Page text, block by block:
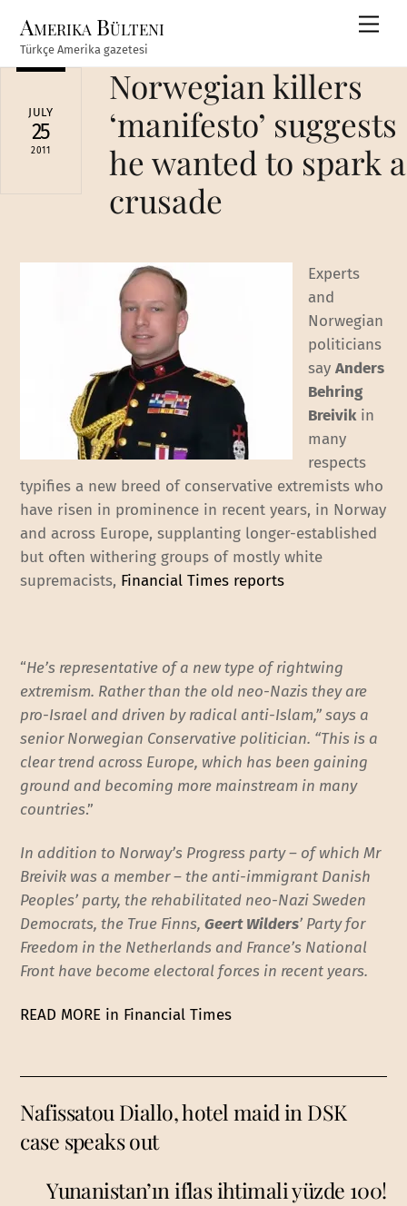
content
Amerika Bülteni
Türkçe Amerika gazetesi
JULY
25
2011
Norwegian killers
‘manifesto’ suggests
he wanted to spark a
crusade
Experts
and
Norwegian
politicians
sayAnders
Behring
Breivikin
many
respects
typifies a new breed of conservative extremists who
have risen in prominence in recent years, in Norway
and across Europe, supplanting longer-established
but often withering groups of mostly white
supremacists, Financial Times reports
“He’s representative of a new type of rightwing
extremism. Rather than the old neo-Nazis they are
pro-Israel and driven by radical anti-Islam,” says a
senior Norwegian Conservative politician. “This is a
clear trend across Europe, which has been gaining
ground and becoming more mainstream in many
countries.”
In addition to Norway’s Progress party – of which Mr
Breivik was a member – the anti-immigrant Danish
Peoples’ party, the rehabilitated neo-Nazi Sweden
Democrats, the True Finns,Geert Wilders’ Party for
Freedom in the Netherlands and France’s National
Front have become electoral forces in recent years.
READ MORE in Financial Times
Nafissatou Diallo, hotel maid in DSK
case speaks out
Yunanistan’ın iflas ihtimali yüzde 100!